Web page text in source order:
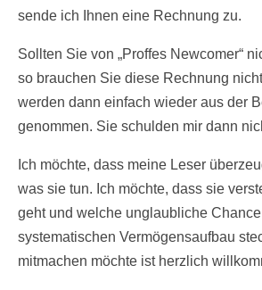
sende ich Ihnen eine Rechnung zu.
Sollten Sie von „Proffes Newcomer“
so brauchen Sie diese Rechnung
werden dann einfach wieder aus der
genommen. Sie schulden mir dann
Ich möchte, dass meine Leser
was sie tun. Ich möchte, dass sie
geht und welche unglaubliche
systematischen Vermögensaufbau
mitmachen möchte ist herzlich